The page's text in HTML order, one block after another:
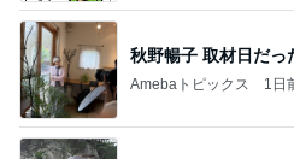
秋野暢子 取材日だっ
Amebaトピックス 1日